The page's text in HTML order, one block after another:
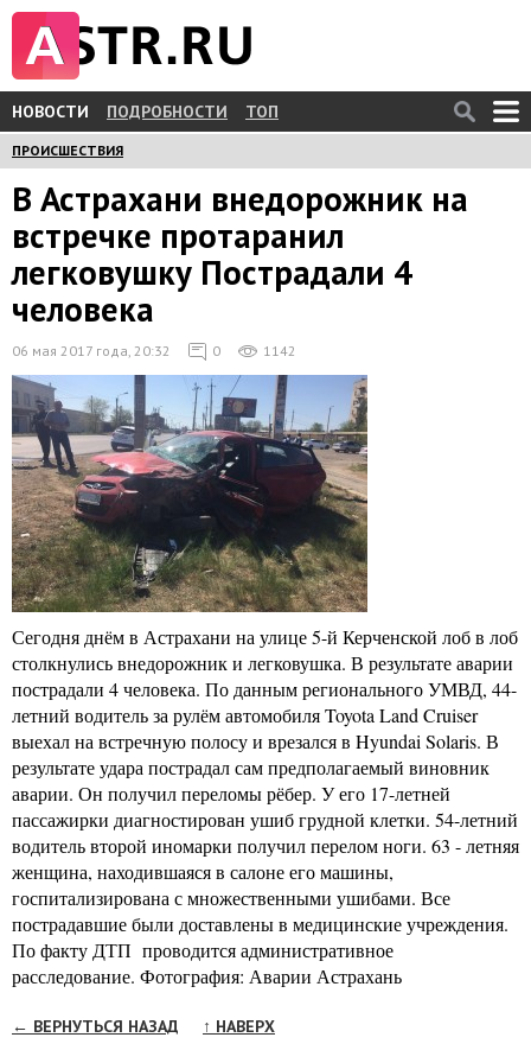
НОВОСТИ ПОДРОБНОСТИ ТОП
ПРОИСШЕСТВИЯ
В Астрахани внедорожник на
встречке протаранил
легковушку Пострадали 4
человека
06 мая 2017 года, 20:32 0 1142
Сегодня днём в Астрахани на улице 5-й Керченской лоб в лоб
столкнулись внедорожник и легковушка. В результате аварии
пострадали 4 человека. По данным регионального УМВД, 44-
летний водитель за рулём автомобиля Toyota Land Cruiser
выехал на встречную полосу и врезался в Hyundai Solaris. В
результате удара пострадал сам предполагаемый виновник
аварии. Он получил переломы рёбер. У его 17-летней
пассажирки диагностирован ушиб грудной клетки. 54-летний
водитель второй иномарки получил перелом ноги. 63 - летняя
женщина, находившаяся в салоне его машины,
госпитализирована с множественными ушибами. Все
пострадавшие были доставлены в медицинские учреждения.
По факту ДТП проводится административное
расследование. Фотография: Аварии Астрахань
← ВЕРНУТЬСЯ НАЗАД ↑ НАВЕРХ